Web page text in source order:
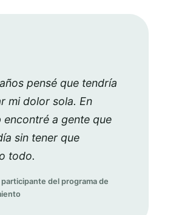
pensé que tendría
mi dolor sola. En
encontré a gente que
sin tener que
todo.
del programa de